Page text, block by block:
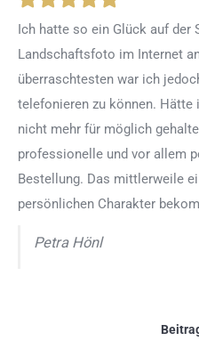
Ich hatte so ein Glück auf der
Landschaftsfoto im Internet
überraschtesten war ich
telefonieren zu können.
nicht mehr für möglich
professionelle und vor allem
Bestellung. Das mittlerweile
persönlichen Charakter
Petra Hönl